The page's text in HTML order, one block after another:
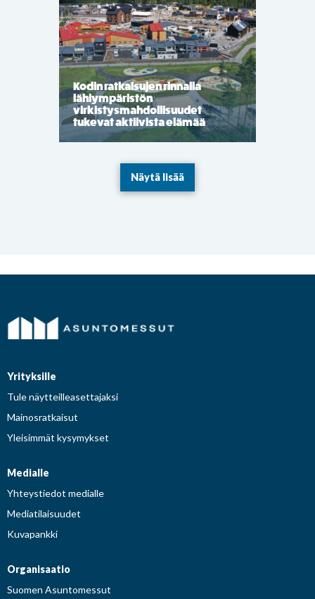
Kodin ratkaisujen rinnalla
lähiympäristön
virkistysmahdollisuudet
tukevat aktiivista elämää
Näytä lisää
Yrityksille
Tule näytteilleasettajaksi
Mainosratkaisut
Yleisimmät kysymykset
Medialle
Yhteystiedot medialle
Mediatilaisuudet
Kuvapankki
Organisaatio
Suomen Asuntomessut